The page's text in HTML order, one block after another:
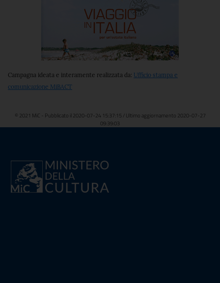
Campagna ideata e interamente realizzata da: Ufficio stampa e
comunicazione MiBACT
© 2021 MiC - Pubblicato il 2020-07-24 15:37:15 / Ultimo aggiornamento 2020-07-27
09:39:03